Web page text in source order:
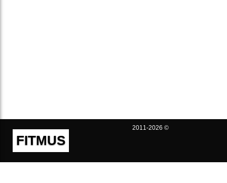
FITMUS
2011-2026 ©